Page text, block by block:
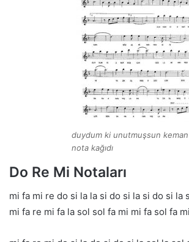
duydum ki unutmuşsun keman
nota kağıdı
Do Re Mi Notaları
mi fa mi re do si la la si do si la si do si la
mi fa re mi fa la sol sol fa mi mi fa sol fa